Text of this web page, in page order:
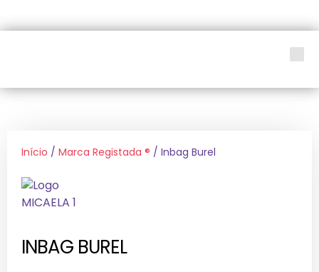
Início / Marca Registada ® / Inbag Burel
INBAG BUREL